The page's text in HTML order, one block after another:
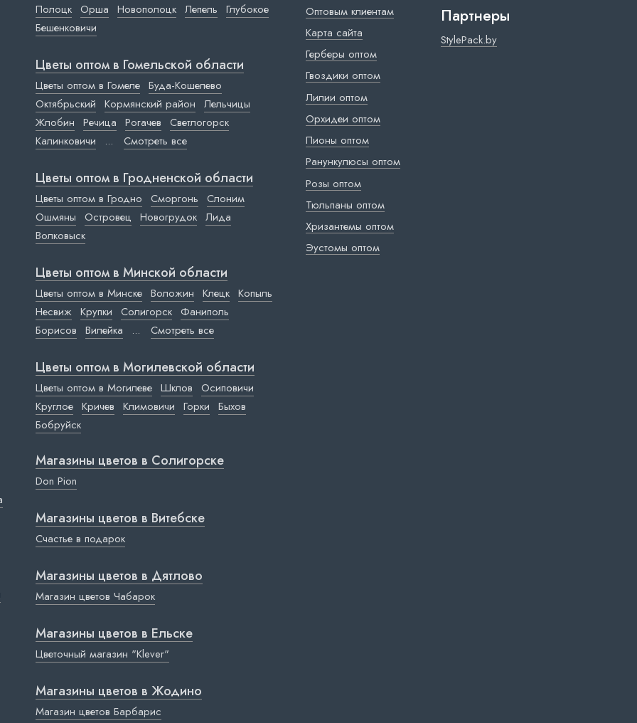
Полоцк Орша Новополоцк Лепель Глубокое
Бешенковичи
Цветы оптом в Гомельской области
Цветы оптом в Гомеле Буда-Кошелево
Октябрьский Кормянский район Лельчицы
Жлобин Речица Рогачев Светлогорск
Калинковичи
... Смотреть все
Цветы оптом в Гродненской области
Цветы оптом в Гродно Сморгонь Слоним
Ошмяны Островец Новогрудок Лида
Волковыск
Цветы оптом в Минской области
Цветы оптом в Минске Воложин Клецк Копыль
Несвиж Крупки Солигорск Фаниполь
Борисов Вилейка ... Смотреть все
Цветы оптом в Могилевской области
Цветы оптом в Могилеве Шклов Осиповичи
Круглое Кричев Климовичи Горки Быхов
Бобруйск
Магазины цветов в Cолигорске
Don Pion
Магазины цветов в Витебске
Счастье в подарок
Магазины цветов в Дятлово
Магазин цветов Чабарок
Магазины цветов в Ельске
Цветочный магазин "Klever"
Магазины цветов в Жодино
Магазин цветов Барбарис
Оптовым клиентам
Карта сайта
Герберы оптом
Гвоздики оптом
Лилии оптом
Орхидеи оптом
Пионы оптом
Ранункулюсы оптом
Розы оптом
Тюльпаны оптом
Хризантемы оптом
Эустомы оптом
Партнеры
StylePack.by